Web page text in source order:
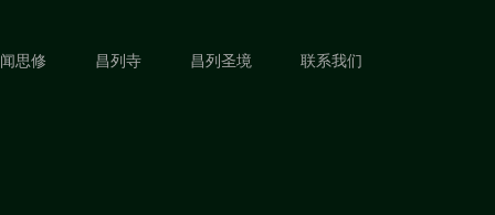
闻思修 昌列寺 昌列圣境 联系我们